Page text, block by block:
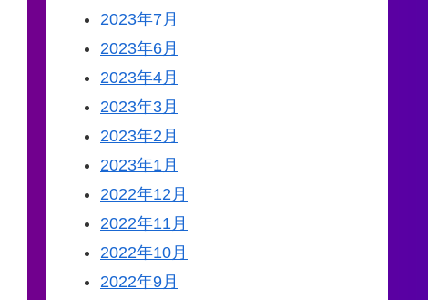
2023年7月
2023年6月
2023年4月
2023年3月
2023年2月
2023年1月
2022年12月
2022年11月
2022年10月
2022年9月